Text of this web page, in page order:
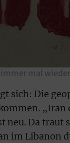
mal
sich: Die
neu. Da
im Libanon